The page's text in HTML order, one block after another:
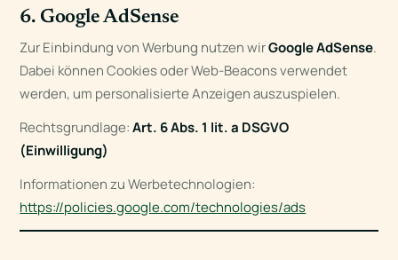
6. Google AdSense
Zur Einbindung von Werbung nutzen wirGoogle AdSense.
Dabei können Cookies oder Web-Beacons verwendet
werden, um personalisierte Anzeigen auszuspielen.
Rechtsgrundlage:Art. 6 Abs. 1 lit. a DSGVO
(Einwilligung)
Informationen zu Werbetechnologien:
https://policies.google.com/technologies/ads